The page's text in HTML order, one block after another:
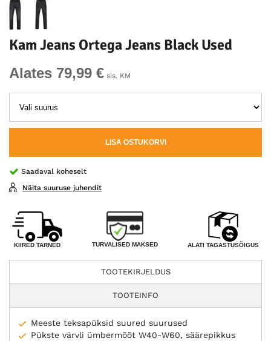
Kam Jeans Ortega Jeans Black Used
Alates 79,99 € sis. KM
LISA OSTUKORVI
Saadaval koheselt
Näita suuruse juhendit
KIIRED TARNED TURVALISED MAKSED ALATI TAGASTUSÕIGUS
TOOTEKIRJELDUS
TOOTEINFO
Meeste teksapüksid suured suurused
Pükste värvli ümbermõõt W40-W60, säärepikkus